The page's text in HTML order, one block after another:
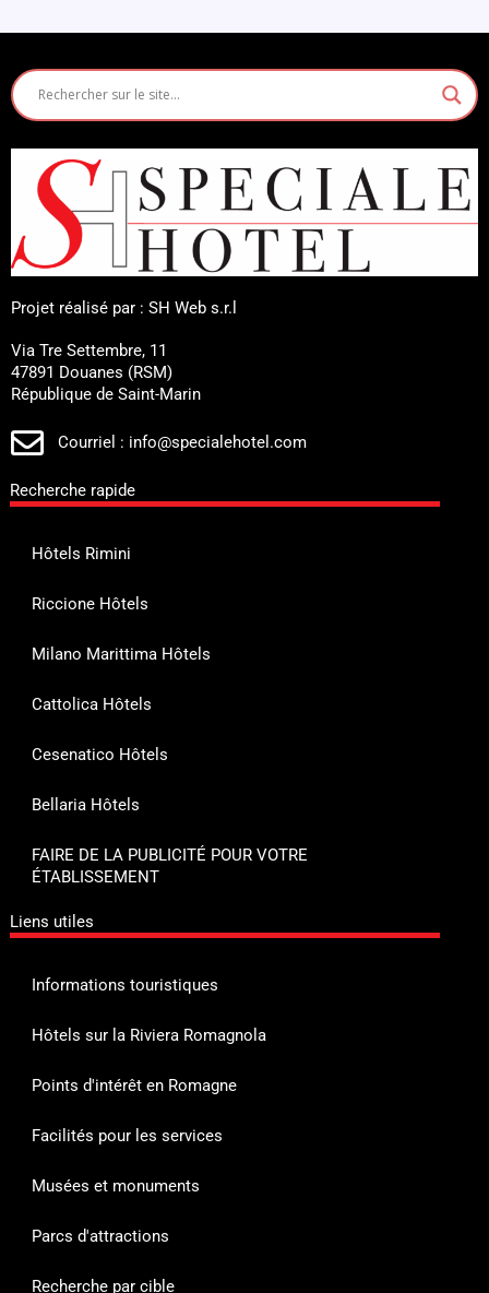
Projet réalisé par : SH Web s.r.l
Via Tre Settembre, 11
47891 Douanes (RSM)
République de Saint-Marin
Courriel : info@specialehotel.com
Recherche rapide
Hôtels Rimini
Riccione Hôtels
Milano Marittima Hôtels
Cattolica Hôtels
Cesenatico Hôtels
Bellaria Hôtels
FAIRE DE LA PUBLICITÉ POUR VOTRE
ÉTABLISSEMENT
Liens utiles
Informations touristiques
Hôtels sur la Riviera Romagnola
Points d'intérêt en Romagne
Facilités pour les services
Musées et monuments
Parcs d'attractions
Recherche par cible